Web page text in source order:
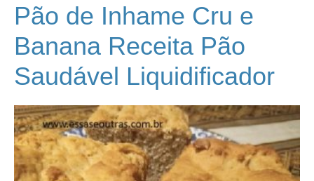
Pão de Inhame Cru e
Banana Receita Pão
Saudável Liquidificador